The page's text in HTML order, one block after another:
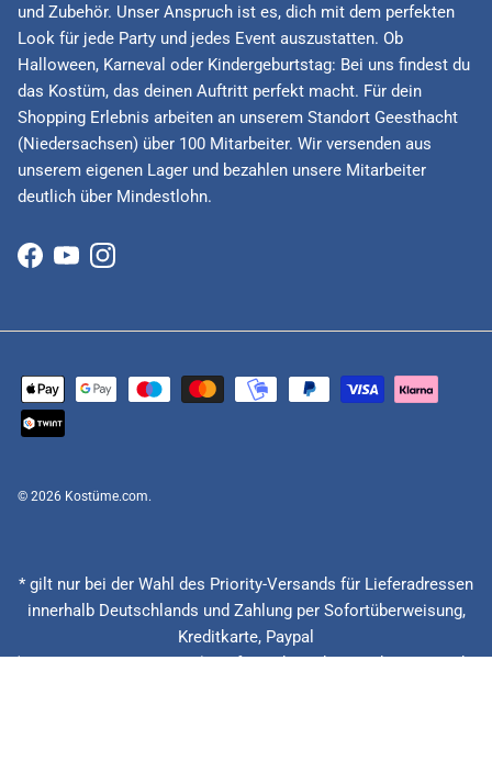
und Zubehör. Unser Anspruch ist es, dich mit dem perfekten
Look für jede Party und jedes Event auszustatten. Ob
Halloween, Karneval oder Kindergeburtstag: Bei uns findest du
das Kostüm, das deinen Auftritt perfekt macht. Für dein
Shopping Erlebnis arbeiten an unserem Standort Geesthacht
(Niedersachsen) über 100 Mitarbeiter. Wir versenden aus
unserem eigenen Lager und bezahlen unsere Mitarbeiter
deutlich über Mindestlohn.
Facebook
YouTubeInstagram
© 2026 Kostüme.com.
* gilt nur bei der Wahl des Priority-Versands für Lieferadressen
innerhalb Deutschlands und Zahlung per Sofortüberweisung,
Kreditkarte, Paypal